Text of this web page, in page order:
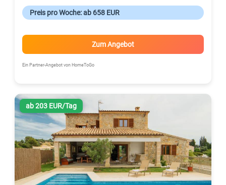
Preis pro Woche: ab 658 EUR
Zum Angebot
Ein Partner-Angebot von HomeToGo
ab 203 EUR/Tag